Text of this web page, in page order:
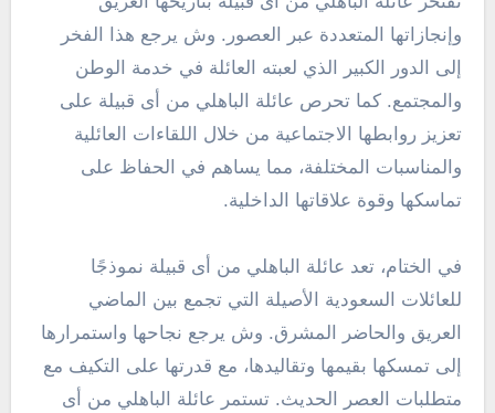
وإنجازاتها المتعددة عبر العصور. وش يرجع هذا الفخر
إلى الدور الكبير الذي لعبته العائلة في خدمة الوطن
والمجتمع. كما تحرص عائلة الباهلي من أى قبيلة على
تعزيز روابطها الاجتماعية من خلال اللقاءات العائلية
والمناسبات المختلفة، مما يساهم في الحفاظ على
تماسكها وقوة علاقاتها الداخلية.
في الختام، تعد عائلة الباهلي من أى قبيلة نموذجًا
للعائلات السعودية الأصيلة التي تجمع بين الماضي
العريق والحاضر المشرق. وش يرجع نجاحها واستمرارها
إلى تمسكها بقيمها وتقاليدها، مع قدرتها على التكيف مع
متطلبات العصر الحديث. تستمر عائلة الباهلي من أى